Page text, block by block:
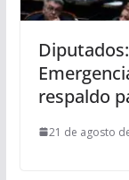
respaldo
21 de agosto